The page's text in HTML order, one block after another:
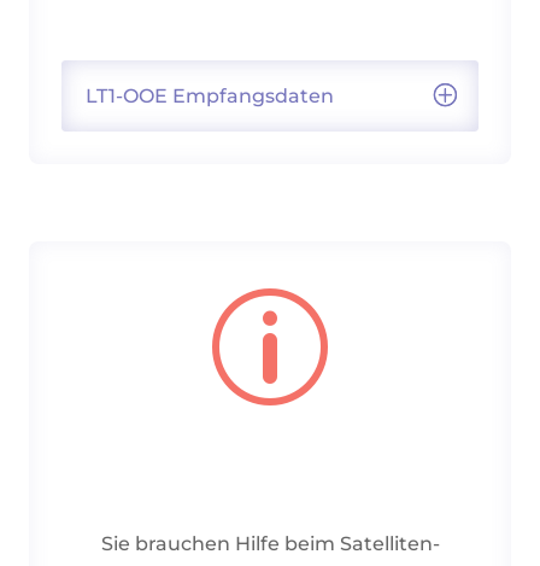
LT1-OOE Empfangsdaten
p
Sie brauchen Hilfe beim Satelliten-